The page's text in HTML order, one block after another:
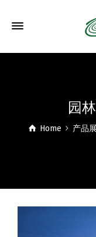
园
Home 产品